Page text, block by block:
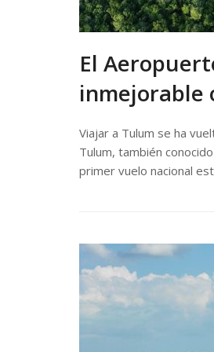
El
inmejorable
Viajar a Tulum se ha
Tulum, también
primer vuelo nacional